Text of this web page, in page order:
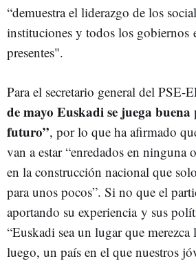
“demuestra el liderazgo de los
instituciones y todos los gobiernos
presentes".
Para el secretario general del PSE-
de mayo Euskadi se juega buena
futuro”, por lo que ha afirmado
van a estar “enredados en ninguna
en la construcción nacional que
para unos pocos”. Si no que el
aportando su experiencia y sus
“Euskadi sea un lugar que merezca
luego, un país en el que nuestros